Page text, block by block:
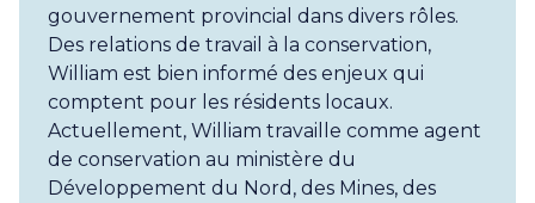
gouvernement provincial dans divers rôles.
Des relations de travail à la conservation,
William est bien informé des enjeux qui
comptent pour les résidents locaux.
Actuellement, William travaille comme agent
de conservation au ministère du
Développement du Nord, des Mines, des